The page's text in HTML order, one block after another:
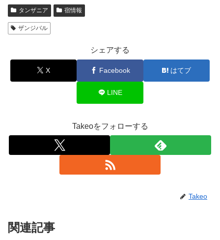
タンザニア 宿情報
ザンジバル
シェアする
X Facebook はてブ
LINE
Takeoをフォローする
Takeo
関連記事